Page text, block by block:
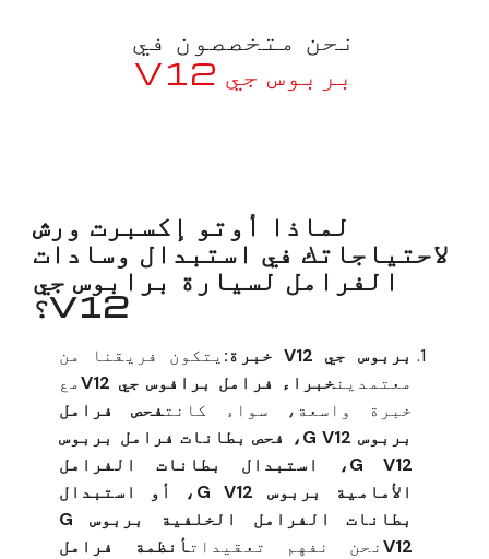
نحن متخصصون في
بربوس جي V12
لماذا أوتو إكسبرت ورش
لاحتياجاتك في استبدال وسادات
الفرامل لسيارة برابوس جي
V12؟
بربوس جي V12 خبرة:
يتكون فريقنا من
معتمدينخبراء فرامل برافوس جي V12
مع
خبرة واسعة، سواء كانتفحص فرامل
بربوس G V12، فحص بطانات فرامل بربوس
G V12، استبدال بطانات الفرامل
الأمامية بربوس G V12، أو استبدال
بطانات الفرامل الخلفية بربوس G
V12نحن نفهم تعقيداتأنظمة فرامل